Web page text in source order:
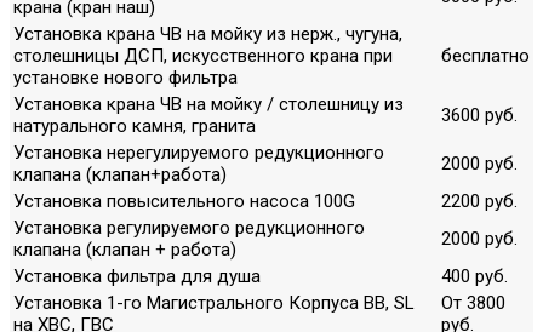
крана (кран наш)
Установка крана ЧВ на мойку из нерж., чугуна,
столешницы ДСП, искусственного крана при
установке нового фильтра
бесплатно
Установка крана ЧВ на мойку / столешницу из
натурального камня, гранита
3600 руб.
Установка нерегулируемого редукционного
клапана (клапан+работа)
2000 руб.
Установка повысительного насоса 100G
2200 руб.
Установка регулируемого редукционного
клапана (клапан + работа)
2000 руб.
Установка фильтра для душа
400 руб.
Установка 1-го Магистрального Корпуса ВВ, SL
на ХВС, ГВС
От 3800
руб.